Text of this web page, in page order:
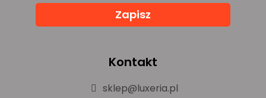
Zapisz
Kontakt
sklep@luxeria.pl